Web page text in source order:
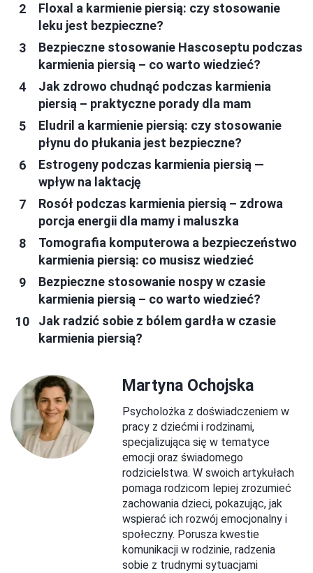
Floxal a karmienie piersią: czy stosowanie
leku jest bezpieczne?
Bezpieczne stosowanie Hascoseptu podczas
karmienia piersią – co warto wiedzieć?
Jak zdrowo chudnąć podczas karmienia
piersią – praktyczne porady dla mam
Eludril a karmienie piersią: czy stosowanie
płynu do płukania jest bezpieczne?
Estrogeny podczas karmienia piersią —
wpływ na laktację
Rosół podczas karmienia piersią – zdrowa
porcja energii dla mamy i maluszka
Tomografia komputerowa a bezpieczeństwo
karmienia piersią: co musisz wiedzieć
Bezpieczne stosowanie nospy w czasie
karmienia piersią – co warto wiedzieć?
Jak radzić sobie z bólem gardła w czasie
karmienia piersią?
Martyna Ochojska
Psycholożka z doświadczeniem w
pracy z dziećmi i rodzinami,
specjalizująca się w tematyce
emocji oraz świadomego
rodzicielstwa. W swoich artykułach
pomaga rodzicom lepiej zrozumieć
zachowania dzieci, pokazując, jak
wspierać ich rozwój emocjonalny i
społeczny. Porusza kwestie
komunikacji w rodzinie, radzenia
sobie z trudnymi sytuacjami